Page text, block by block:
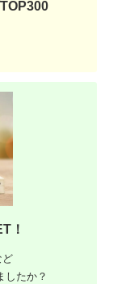
！
ど
したか？